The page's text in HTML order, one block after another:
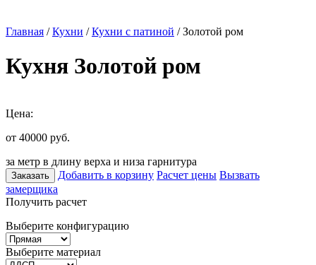
Главная /Кухни /Кухни с патиной / Золотой ром
Кухня Золотой ром
Цена:
от 40000 руб.
за метр в длину верха и низа гарнитура
Заказать Добавить в корзину Расчет цены Вызвать
замерщика
Получить расчет
Выберите конфигурацию
Выберите материал